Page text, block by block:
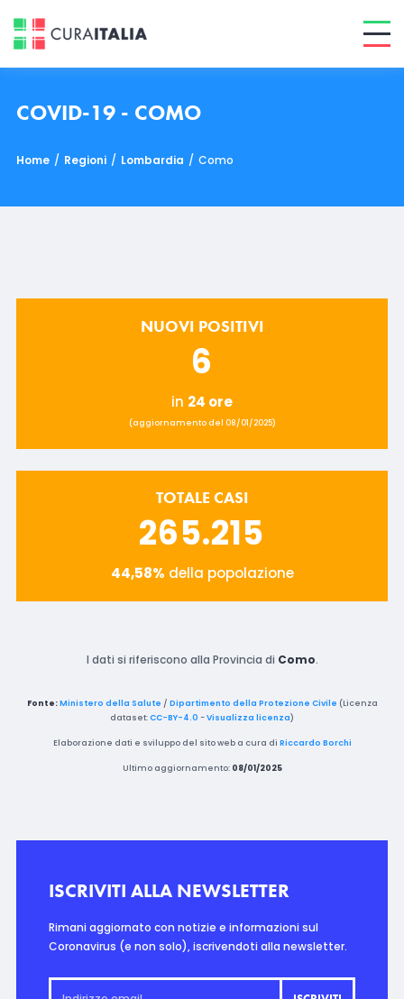
COVID-19 - COMO
Home / Regioni / Lombardia / Como
NUOVI POSITIVI
6
in 24 ore
(aggiornamento del 08/01/2025)
TOTALE CASI
265.215
44,58% della popolazione
I dati si riferiscono alla Provincia di Como.
Fonte: Ministero della Salute / Dipartimento della Protezione Civile (Licenza
dataset:CC-BY-4.0 -Visualizza licenza)
Elaborazione dati e sviluppo del sito web a cura di Riccardo Borchi
Ultimo aggiornamento: 08/01/2025
ISCRIVITI ALLA NEWSLETTER
Rimani aggiornato con notizie e informazioni sul
Coronavirus (e non solo), iscrivendoti alla newsletter.